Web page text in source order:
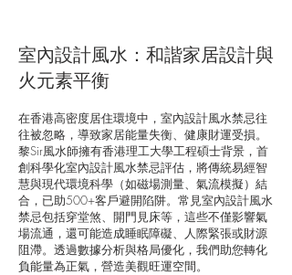
室內設計風水：和諧家居設計與
火元素平衡
在香港高密度居住環境中，室內設計風水禁忌往
往被忽略，導致家居能量失衡、健康財運受損。
黎Sir風水師擁有香港理工大學工程碩士背景，首
創科學化室內設計風水禁忌評估，將傳統易經智
慧與現代環境科學（如磁場測量、氣流模擬）結
合，已助500+客戶避開陷阱。常見室內設計風水
禁忌包括穿堂煞、開門見床等，這些不僅影響氣
場流通，還可能造成睡眠障礙、人際緊張或財源
阻滯。透過數據分析與格局優化，我們助您轉化
負能量為正氣，營造美觀旺運空間。